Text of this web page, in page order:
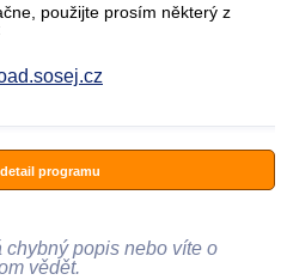
použijte prosím některý z
programu
chybný popis nebo víte o
vědět.